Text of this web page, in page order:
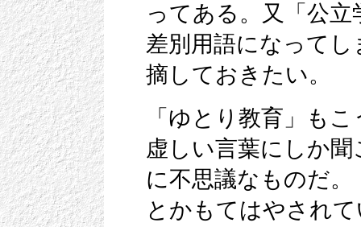
ってある。又「公
差別用語になって
摘しておきたい。
「ゆとり教育」も
虚しい言葉にしか
に不思議なものだ
とかもてはやされ